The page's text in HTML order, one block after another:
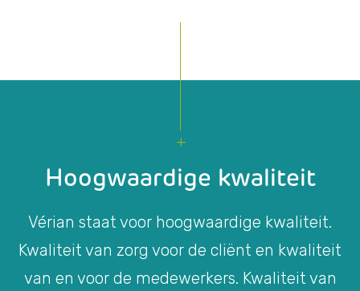
Hoogwaardige kwaliteit
Vérian staat voor hoogwaardige kwaliteit.
Kwaliteit van zorg voor de cliënt en kwaliteit
van en voor de medewerkers. Kwaliteit van